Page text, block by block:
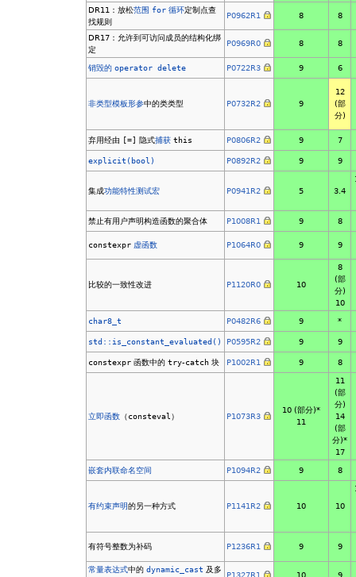
DR11：放松范围 for 循环定制点查
找规则
P0962R1 8 8
DR17：允许到可访问成员的结构化绑
定
P0969R0 8 8
销毁的operator delete P0722R3 9 6
非类型模板形参中的类类型 P0732R2 9
12
(部
分)
弃用经由 [=] 隐式捕获 this P0806R2 9 7
explicit(bool) P0892R2 9 9
集成功能特性测试宏 P0941R2 5 3.4
禁止有用户声明构造函数的聚合体 P1008R1 9 8
constexpr 虚函数 P1064R0 9 9
比较的一致性改进 P1120R0 10
8
(部
分)
10
char8_t
P0482R6 9 *
std::is_constant_evaluated() P0595R2 9 9
constexpr 函数中的try-catch 块 P1002R1 9 8
立即函数 （consteval ） P1073R3
10 (部分)*
11
11
(部
分)
14
(部
分)*
17
嵌套内联命名空间
P1094R2 9 8
有约束声明的另一种方式 P1141R2 10 10
有符号整数为补码 P1236R1 9 9
常量表达式中的dynamic_cast 及多
P1327R1 10 9